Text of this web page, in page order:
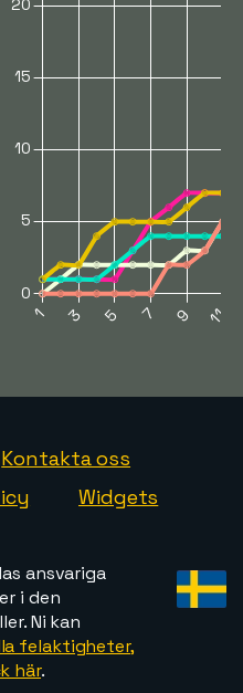
Kontakta oss
Widgets
ansvariga
i den
Ni kan
felaktigheter,
här.